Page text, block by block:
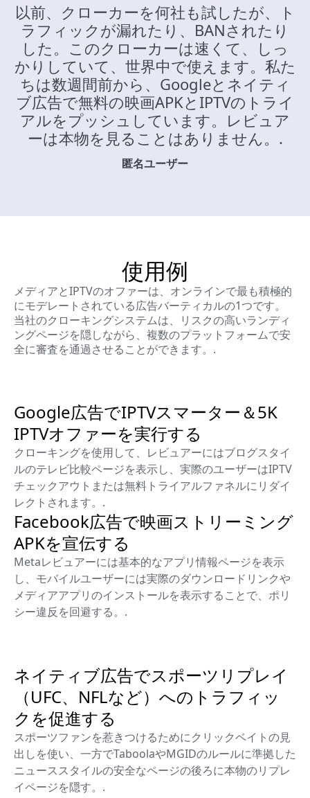
以前、クローカーを何社も試したが、ト
ラフィックが漏れたり、BANされたり
した。このクローカーは速くて、しっ
かりしていて、世界中で使えます。私た
ちは数週間前から、Googleとネイティ
ブ広告で無料の映画APKとIPTVのトライ
アルをプッシュしています。レビュア
ーは本物を見ることはありません。.
匿名ユーザー
使用例
メディアとIPTVのオファーは、オンラインで最も積極的
にモデレートされている広告バーティカルの1つです。
当社のクローキングシステムは、リスクの高いランディ
ングページを隠しながら、複数のプラットフォームで安
全に審査を通過させることができます。.
Google広告でIPTVスマーター＆5K
IPTVオファーを実行する
クローキングを使用して、レビュアーにはブログスタイ
ルのテレビ比較ページを表示し、実際のユーザーはIPTV
チェックアウトまたは無料トライアルファネルにリダイ
レクトされます。.
Facebook広告で映画ストリーミング
APKを宣伝する
Metaレビュアーには基本的なアプリ情報ページを表示
し、モバイルユーザーには実際のダウンロードリンクや
メディアアプリのインストールを表示することで、ポリ
シー違反を回避する。.
ネイティブ広告でスポーツリプレイ
（UFC、NFLなど）へのトラフィッ
クを促進する
スポーツファンを惹きつけるためにクリックベイトの見
出しを使い、一方でTaboolaやMGIDのルールに準拠した
ニューススタイルの安全なページの後ろに本物のリプレ
イページを隠す。.